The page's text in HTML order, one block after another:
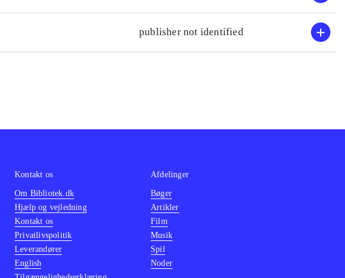
publisher not identified
Kontakt os
Om Bibliotek.dk
Hjælp og vejledning
Kontakt os
Privatlivspolitik
Leverandører
English
Afdelinger
Bøger
Artikler
Film
Musik
Spil
Noder